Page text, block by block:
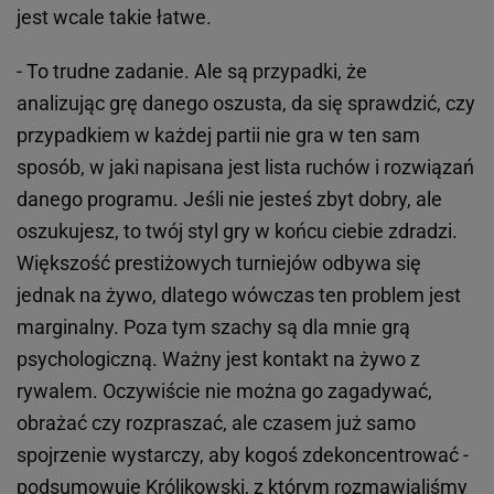
jest wcale takie łatwe.
- To trudne zadanie. Ale są przypadki, że
analizując grę danego oszusta, da się sprawdzić, czy
przypadkiem w każdej partii nie gra w ten sam
sposób, w jaki napisana jest lista ruchów i rozwiązań
danego programu. Jeśli nie jesteś zbyt dobry, ale
oszukujesz, to twój styl gry w końcu ciebie zdradzi.
Większość prestiżowych turniejów odbywa się
jednak na żywo, dlatego wówczas ten problem jest
marginalny. Poza tym szachy są dla mnie grą
psychologiczną. Ważny jest kontakt na żywo z
rywalem. Oczywiście nie można go zagadywać,
obrażać czy rozpraszać, ale czasem już samo
spojrzenie wystarczy, aby kogoś zdekoncentrować -
podsumowuje Królikowski, z którym rozmawialiśmy